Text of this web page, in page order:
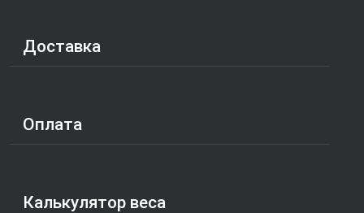
Доставка
Оплата
Калькулятор веса